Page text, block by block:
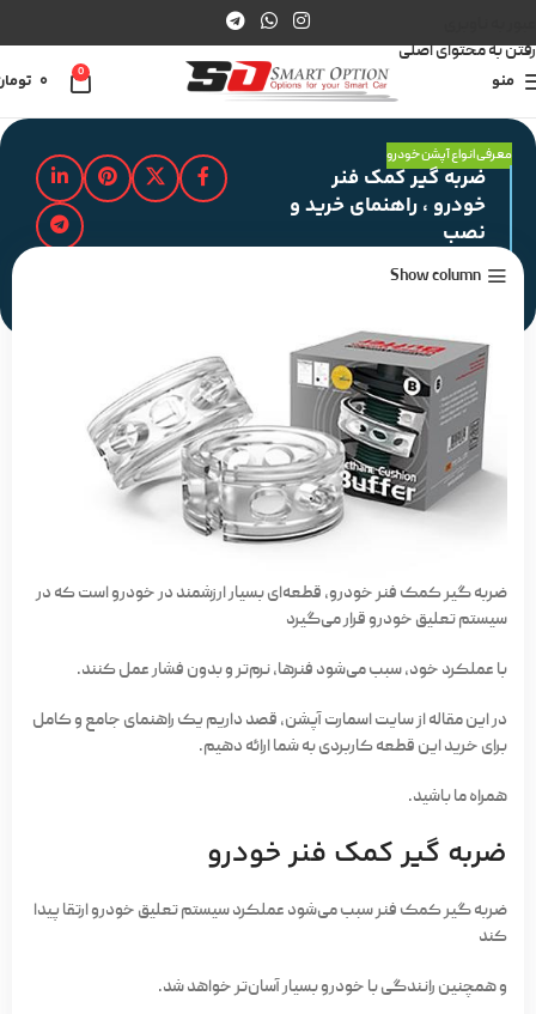
رفتن به محتوای اصلی
منو
0
معرفی انواع آپشن خودرو
ضربه گیر کمک فنر
خودرو ، راهنمای خرید و
نصب
Show column
ضربه گیر کمک فنر خودرو، قطعه‌ای بسیار ارزشمند در خودرو است که در
سیستم تعلیق خودرو قرار می‌گیرد
با عملکرد خود، سبب می‌شود فنرها، نرم‌تر و بدون فشار عمل کنند.
در این مقاله از سایت اسمارت آپشن، قصد داریم یک راهنمای جامع و کامل
برای خرید این قطعه کاربردی به شما ارائه دهیم.
همراه ما باشید.
ضربه گیر کمک فنر خودرو
ضربه گیر کمک فنر سبب می‌شود عملکرد سیستم تعلیق خودرو ارتقا پیدا
کند
و همچنین رانندگی با خودرو بسیار آسان‌تر خواهد شد.